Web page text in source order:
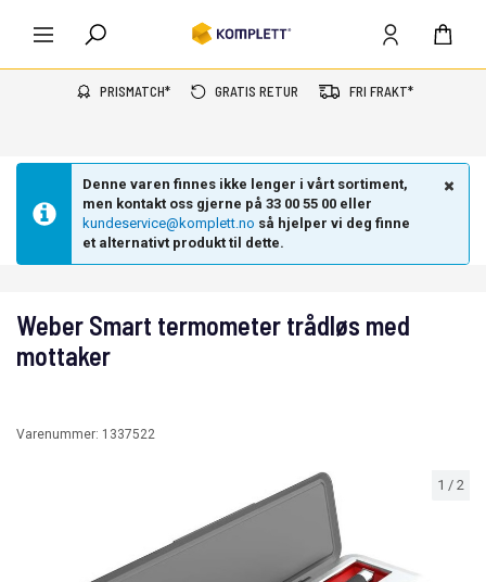
PRISMATCH* GRATIS RETUR FRI FRAKT*
Denne varen finnes ikke lenger i vårt sortiment,
men kontakt oss gjerne på 33 00 55 00 eller
kundeservice@komplett.no så hjelper vi deg finne
et alternativt produkt til dette.
1 / 2
Weber Smart termometer trådløs med
mottaker
Varenummer: 1337522